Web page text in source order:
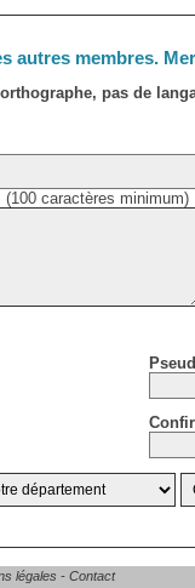
autres membres.
pas de
(100 caractères minimum)
légales - Contact